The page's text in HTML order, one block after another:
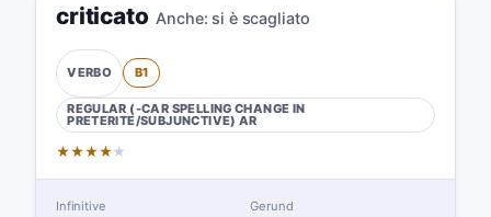
criticato Anche: si è scagliato
VERBO B1
REGULAR (-CAR SPELLING CHANGE IN
PRETERITE/SUBJUNCTIVE) AR
★★★★★
Infinitive Gerund